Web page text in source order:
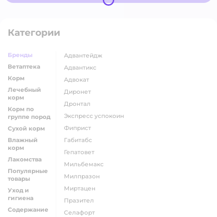
Категории
Бренды
Ветаптека
Корм
Лечебный
корм
Корм по
группе пород
Сухой корм
Влажный
корм
Лакомства
Популярные
товары
Уход и
гигиена
Содержание
адвантейдж
адвантикс
адвокат
диронет
дронтал
экспресс успокоин
фиприст
габитабс
гепатовет
мильбемакс
милпразон
миртацен
празител
селафорт